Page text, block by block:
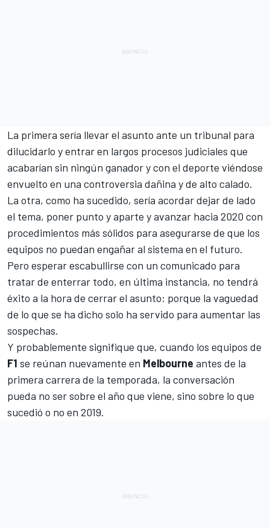
La primera sería llevar el asunto ante un tribunal para
dilucidarlo y entrar en largos procesos judiciales que
acabarían sin ningún ganador y con el deporte viéndose
envuelto en una controversia dañina y de alto calado.
La otra, como ha sucedido, sería acordar dejar de lado
el tema, poner punto y aparte y avanzar hacia 2020 con
procedimientos más sólidos para asegurarse de que los
equipos no puedan engañar al sistema en el futuro.
Pero esperar escabullirse con un comunicado para
tratar de enterrar todo, en última instancia, no tendrá
éxito a la hora de cerrar el asunto: porque la vaguedad
de lo que se ha dicho solo ha servido para aumentar las
sospechas.
Y probablemente signifique que, cuando los equipos de
F1 se reúnan nuevamente en Melbourne antes de la
primera carrera de la temporada, la conversación
pueda no ser sobre el año que viene, sino sobre lo que
sucedió o no en 2019.